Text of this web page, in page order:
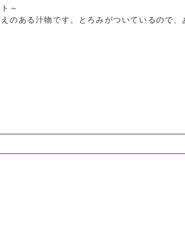
～
のある汁物です。とろみがついているので、